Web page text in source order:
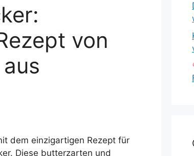
von
dem einzigartigen Rezept für
Diese butterzarten und